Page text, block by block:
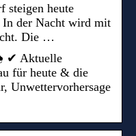
steigen heute
In der Nacht wird mit
Die …
✔ Aktuelle
für heute & die
Unwettervorhersage